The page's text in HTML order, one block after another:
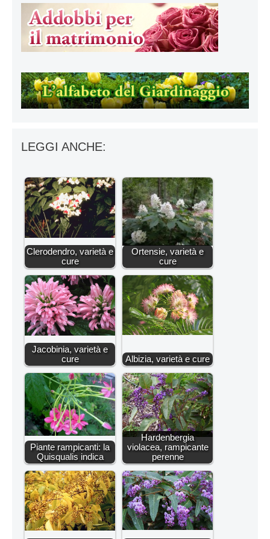
LEGGI ANCHE:
Clerodendro, varietà e
cure
Ortensie, varietà e
cure
Jacobinia, varietà e
cure
Albizia, varietà e cure
Piante rampicanti: la
Quisqualis indica
Hardenbergia
violacea, rampicante
perenne